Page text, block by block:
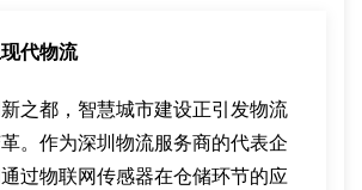
代物流
之都，智慧城市建设正引发物流
。作为深圳物流服务商的代表企
过物联网传感器在仓储环节的应